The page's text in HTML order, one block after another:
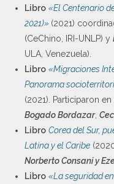
Libro «El Centenario
2021)» (2021)
(CeChino, IRI-UNLP) y
ULA, Venezuela).
Libro «Migraciones
Panorama
(2021). Participaron
Bogado Bordazar,
Libro Corea del Sur,
Latina y el Caribe
Norberto Consani y
Libro «La seguridad